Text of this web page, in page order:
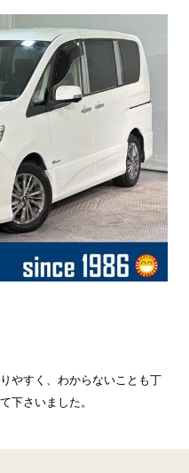
やすく、わからないことも丁
下さいました。